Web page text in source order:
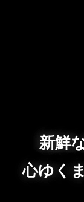
新鮮
心ゆく